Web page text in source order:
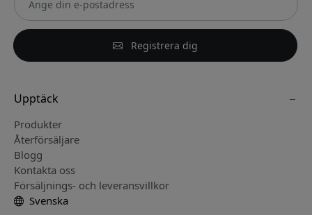
Registrera dig
Upptäck
Produkter
Återförsäljare
Blogg
Kontakta oss
Försäljnings- och leveransvillkor
Svenska